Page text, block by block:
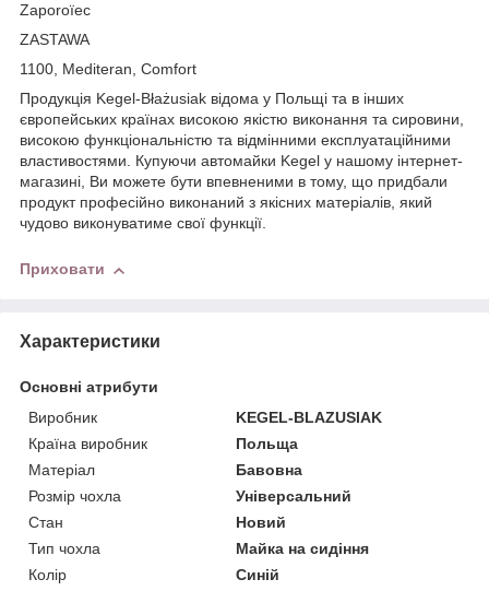
Zaporoїec
ZASTAWA
1100, Mediteran, Comfort
Продукція Kegel-Błażusiak відома у Польщі та в інших
європейських країнах високою якістю виконання та сировини,
високою функціональністю та відмінними експлуатаційними
властивостями. Купуючи автомайки Kegel у нашому інтернет-
магазині, Ви можете бути впевненими в тому, що придбали
продукт професійно виконаний з якісних матеріалів, який
чудово виконуватиме свої функції.
Приховати
Характеристики
Основні атрибути
Виробник
KEGEL-BLAZUSIAK
Країна виробник
Польща
Матеріал
Бавовна
Розмір чохла
Універсальний
Стан
Новий
Тип чохла
Майка на сидіння
Колір
Синій